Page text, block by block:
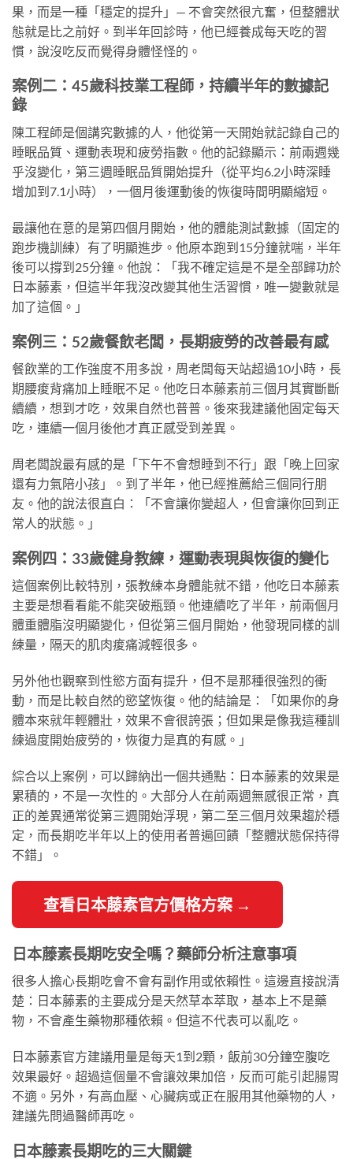
果，而是一種「穩定的提升」— 不會突然很亢奮，但整體狀
態就是比之前好。到半年回診時，他已經養成每天吃的習
慣，說沒吃反而覺得身體怪怪的。
案例二：45歲科技業工程師，持續半年的數據記
錄
陳工程師是個講究數據的人，他從第一天開始就記錄自己的
睡眠品質、運動表現和疲勞指數。他的記錄顯示：前兩週幾
乎沒變化，第三週睡眠品質開始提升（從平均6.2小時深睡
增加到7.1小時），一個月後運動後的恢復時間明顯縮短。
最讓他在意的是第四個月開始，他的體能測試數據（固定的
跑步機訓練）有了明顯進步。他原本跑到15分鐘就喘，半年
後可以撐到25分鐘。他說：「我不確定這是不是全部歸功於
日本藤素，但這半年我沒改變其他生活習慣，唯一變數就是
加了這個。」
案例三：52歲餐飲老闆，長期疲勞的改善最有感
餐飲業的工作強度不用多說，周老闆每天站超過10小時，長
期腰痠背痛加上睡眠不足。他吃日本藤素前三個月其實斷斷
續續，想到才吃，效果自然也普普。後來我建議他固定每天
吃，連續一個月後他才真正感受到差異。
周老闆說最有感的是「下午不會想睡到不行」跟「晚上回家
還有力氣陪小孩」。到了半年，他已經推薦給三個同行朋
友。他的說法很直白：「不會讓你變超人，但會讓你回到正
常人的狀態。」
案例四：33歲健身教練，運動表現與恢復的變化
這個案例比較特別，張教練本身體能就不錯，他吃日本藤素
主要是想看看能不能突破瓶頸。他連續吃了半年，前兩個月
體重體脂沒明顯變化，但從第三個月開始，他發現同樣的訓
練量，隔天的肌肉痠痛減輕很多。
另外他也觀察到性慾方面有提升，但不是那種很強烈的衝
動，而是比較自然的慾望恢復。他的結論是：「如果你的身
體本來就年輕體壯，效果不會很誇張；但如果是像我這種訓
練過度開始疲勞的，恢復力是真的有感。」
綜合以上案例，可以歸納出一個共通點：日本藤素的效果是
累積的，不是一次性的。大部分人在前兩週無感很正常，真
正的差異通常從第三週開始浮現，第二至三個月效果趨於穩
定，而長期吃半年以上的使用者普遍回饋「整體狀態保持得
不錯」。
查看日本藤素官方價格方案 →
日本藤素長期吃安全嗎？藥師分析注意事項
很多人擔心長期吃會不會有副作用或依賴性。這邊直接說清
楚：日本藤素的主要成分是天然草本萃取，基本上不是藥
物，不會產生藥物那種依賴。但這不代表可以亂吃。
日本藤素官方建議用量是每天1到2顆，飯前30分鐘空腹吃
效果最好。超過這個量不會讓效果加倍，反而可能引起腸胃
不適。另外，有高血壓、心臟病或正在服用其他藥物的人，
建議先問過醫師再吃。
日本藤素長期吃的三大關鍵